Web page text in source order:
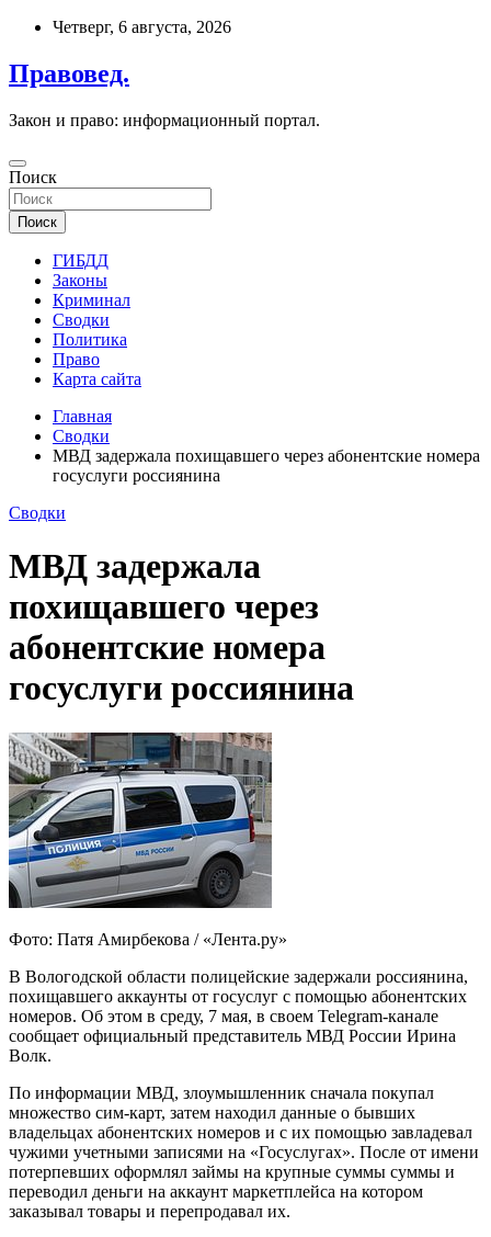
Перейти
содержимому
Четверг, 6 августа, 2026
Правовед.
Закон и право: информационный портал.
Поиск
Поиск
ГИБДД
Законы
Криминал
Сводки
Политика
Право
Карта сайта
Главная
Сводки
МВД задержала похищавшего через абонентские номера
госуслуги россиянина
Сводки
МВД задержала
похищавшего через
абонентские номера
госуслуги россиянина
Фото: Патя Амирбекова / «Лента.ру»
В Вологодской области полицейские задержали россиянина,
похищавшего аккаунты от госуслуг с помощью абонентских
номеров. Об этом в среду, 7 мая, в своем Telegram-канале
сообщает официальный представитель МВД России Ирина
Волк.
По информации МВД, злоумышленник сначала покупал
множество сим-карт, затем находил данные о бывших
владельцах абонентских номеров и с их помощью завладевал
чужими учетными записями на «Госуслугах». После от имени
потерпевших оформлял займы на крупные суммы суммы и
переводил деньги на аккаунт маркетплейса на котором
заказывал товары и перепродавал их.